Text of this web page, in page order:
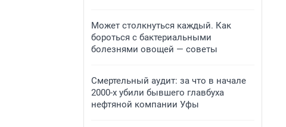
Может столкнуться каждый. Как
бороться с бактериальными
болезнями овощей — советы
Смертельный аудит: за что в начале
2000-х убили бывшего главбуха
нефтяной компании Уфы